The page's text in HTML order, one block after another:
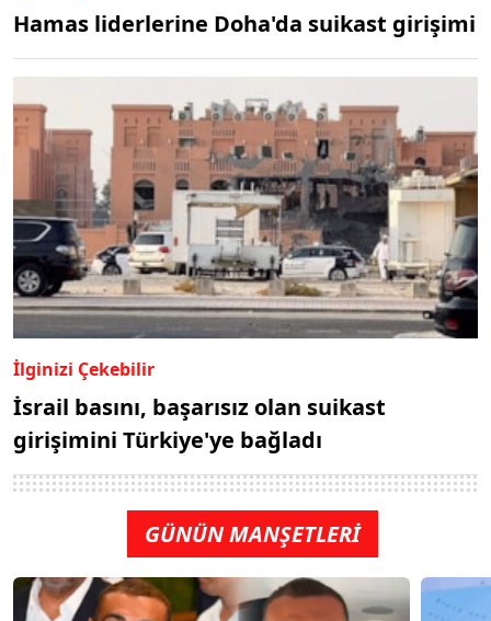
Hamas liderlerine Doha'da suikast girişimi
İlginizi Çekebilir
İsrail basını, başarısız olan suikast
girişimini Türkiye'ye bağladı
GÜNÜN MANŞETLERİ